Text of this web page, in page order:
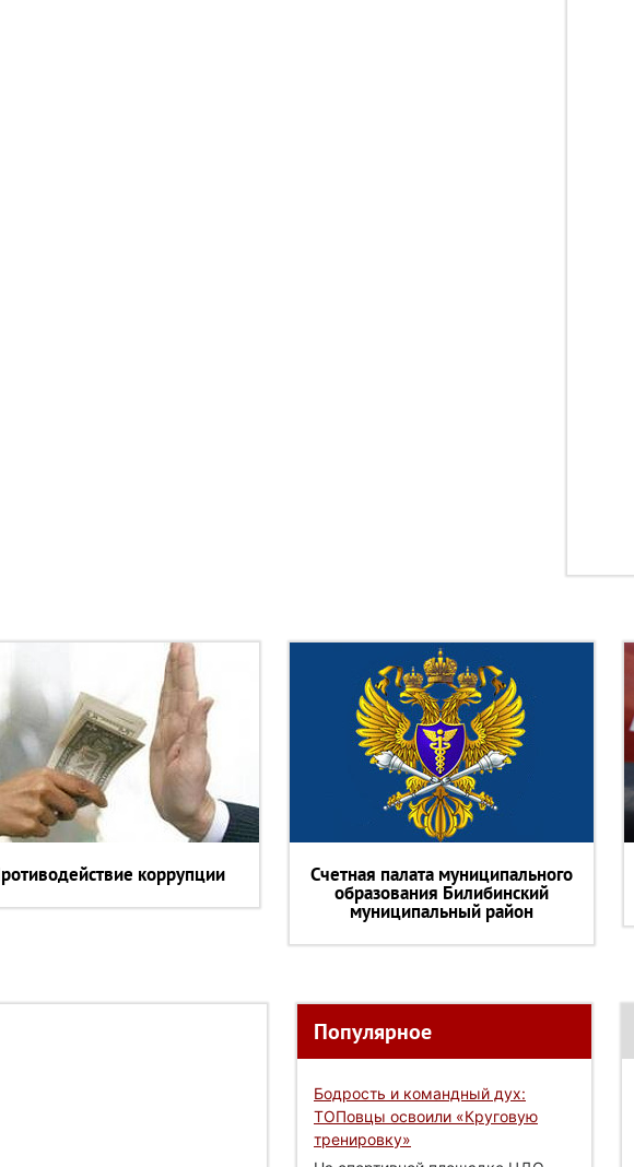
коррупции Счетная палата муниципального
образования Билибинский
муниципальный район
Популярное
Бодрость и командный дух:
ТОПовцы освоили «Круговую
тренировку»